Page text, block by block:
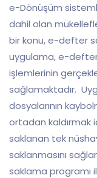
e-Dönüşüm
dahil olan
bir konu, e-defter
uygulama, e-defter
işlemlerinin
sağlamaktadır.
dosyalarının
ortadan kaldırmak
saklanan tek
saklanmasını
saklama programı